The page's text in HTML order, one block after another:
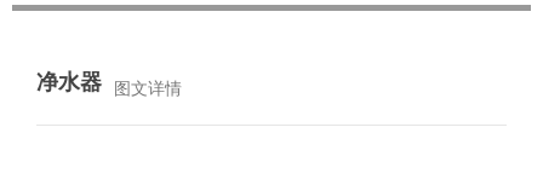
净水器 图文详情